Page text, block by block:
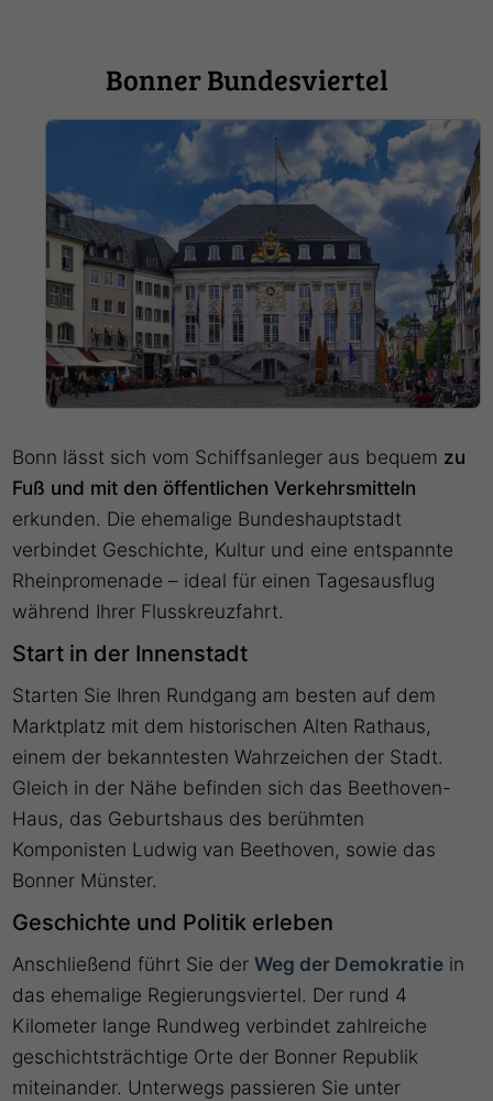
Bonner Bundesviertel
Bonn lässt sich vom Schiffsanleger aus bequem zu
Fuß und mit den öffentlichen Verkehrsmitteln
erkunden. Die ehemalige Bundeshauptstadt
verbindet Geschichte, Kultur und eine entspannte
Rheinpromenade – ideal für einen Tagesausflug
während Ihrer Flusskreuzfahrt.
Start in der Innenstadt
Starten Sie Ihren Rundgang am besten auf dem
Marktplatz mit dem historischen Alten Rathaus,
einem der bekanntesten Wahrzeichen der Stadt.
Gleich in der Nähe befinden sich das Beethoven-
Haus, das Geburtshaus des berühmten
Komponisten Ludwig van Beethoven, sowie das
Bonner Münster.
Geschichte und Politik erleben
Anschließend führt Sie derWeg der Demokratie in
das ehemalige Regierungsviertel. Der rund 4
Kilometer lange Rundweg verbindet zahlreiche
geschichtsträchtige Orte der Bonner Republik
miteinander. Unterwegs passieren Sie unter